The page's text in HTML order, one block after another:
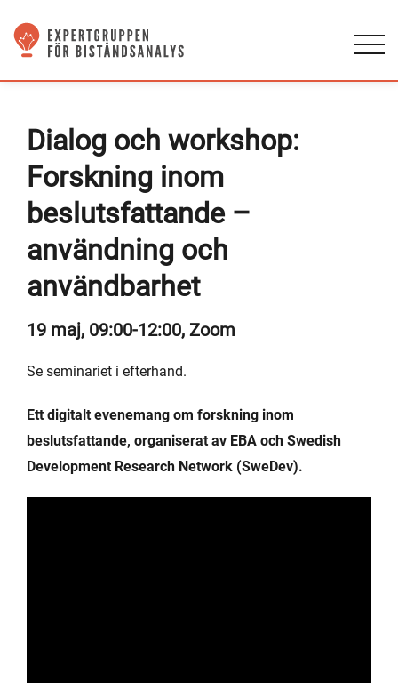
Dialog och workshop:
Forskning inom
beslutsfattande –
användning och
användbarhet
19 maj, 09:00-12:00, Zoom
Se seminariet i efterhand.
Ett digitalt evenemang om forskning inom
beslutsfattande, organiserat av EBA och Swedish
Development Research Network (SweDev).